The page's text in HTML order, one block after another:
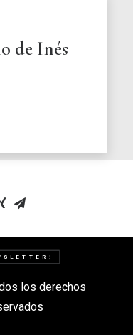
de Inés
los derechos